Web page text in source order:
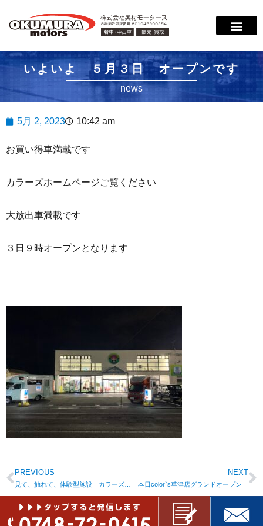
いよいよ ５月３日 オープンです
news
5月 2, 2023 10:42 am
お買い得車満載です
カラーズホームページご覧ください
大放出車満載です
３日９時オープンとなります
PREVIOUS NEXT
本日color`s草津店グランドオープン